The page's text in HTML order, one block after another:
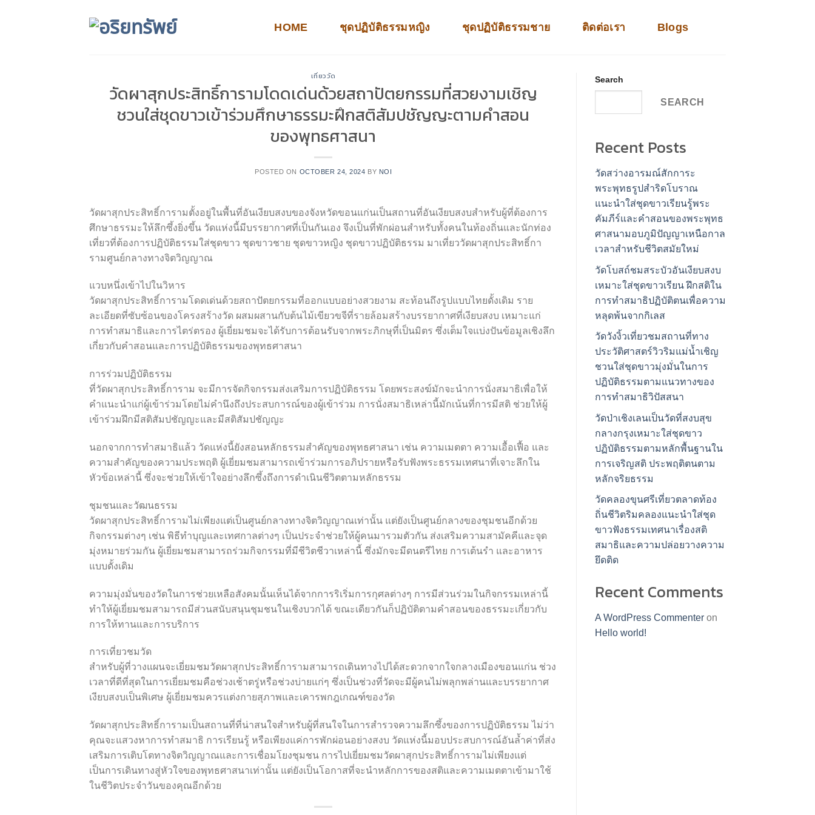
HOME ชุดปฏิบัติธรรมหญิง ชุดปฏิบัติธรรมชาย ติดต่อเรา Blogs
เที่ยววัด
วัดผาสุกประสิทธิ์การามโดดเด่นด้วยสถาปัตยกรรมที่สวยงามเชิญ
ชวนใส่ชุดขาวเข้าร่วมศึกษาธรรมะฝึกสติสัมปชัญญะตามคำสอน
ของพุทธศาสนา
POSTED ON OCTOBER 24, 2024 BY NOI
วัดผาสุกประสิทธิ์การามตั้งอยู่ในพื้นที่อันเงียบสงบของจังหวัดขอนแก่นเป็นสถานที่อันเงียบสงบสำหรับผู้ที่ต้องการ
ศึกษาธรรมะให้ลึกซึ้งยิ่งขึ้น วัดแห่งนี้มีบรรยากาศที่เป็นกันเอง จึงเป็นที่พักผ่อนสำหรับทั้งคนในท้องถิ่นและนักท่อง
เที่ยวที่ต้องการปฏิบัติธรรมใส่ชุดขาว ชุดขาวชาย ชุดขาวหญิง ชุดขาวปฏิบัติธรรม มาเที่ยววัดผาสุกประสิทธิ์กา
รามศูนย์กลางทางจิตวิญญาณ
แวบหนึ่งเข้าไปในวิหาร
วัดผาสุกประสิทธิ์การามโดดเด่นด้วยสถาปัตยกรรมที่ออกแบบอย่างสวยงาม สะท้อนถึงรูปแบบไทยดั้งเดิม ราย
ละเอียดที่ซับซ้อนของโครงสร้างวัด ผสมผสานกับต้นไม้เขียวขจีที่รายล้อมสร้างบรรยากาศที่เงียบสงบ เหมาะแก่
การทำสมาธิและการไตร่ตรอง ผู้เยี่ยมชมจะได้รับการต้อนรับจากพระภิกษุที่เป็นมิตร ซึ่งเต็มใจแบ่งปันข้อมูลเชิงลึก
เกี่ยวกับคำสอนและการปฏิบัติธรรมของพุทธศาสนา
การร่วมปฏิบัติธรรม
ที่วัดผาสุกประสิทธิ์การาม จะมีการจัดกิจกรรมส่งเสริมการปฏิบัติธรรม โดยพระสงฆ์มักจะนำการนั่งสมาธิเพื่อให้
คำแนะนำแก่ผู้เข้าร่วมโดยไม่คำนึงถึงประสบการณ์ของผู้เข้าร่วม การนั่งสมาธิเหล่านี้มักเน้นที่การมีสติ ช่วยให้ผู้
เข้าร่วมฝึกมีสติสัมปชัญญะและมีสติสัมปชัญญะ
นอกจากการทำสมาธิแล้ว วัดแห่งนี้ยังสอนหลักธรรมสำคัญของพุทธศาสนา เช่น ความเมตตา ความเอื้อเฟื้อ และ
ความสำคัญของความประพฤติ ผู้เยี่ยมชมสามารถเข้าร่วมการอภิปรายหรือรับฟังพระธรรมเทศนาที่เจาะลึกใน
หัวข้อเหล่านี้ ซึ่งจะช่วยให้เข้าใจอย่างลึกซึ้งถึงการดำเนินชีวิตตามหลักธรรม
ชุมชนและวัฒนธรรม
วัดผาสุกประสิทธิ์การามไม่เพียงแต่เป็นศูนย์กลางทางจิตวิญญาณเท่านั้น แต่ยังเป็นศูนย์กลางของชุมชนอีกด้วย
กิจกรรมต่างๆ เช่น พิธีทำบุญและเทศกาลต่างๆ เป็นประจำช่วยให้ผู้คนมารวมตัวกัน ส่งเสริมความสามัคคีและจุด
มุ่งหมายร่วมกัน ผู้เยี่ยมชมสามารถร่วมกิจกรรมที่มีชีวิตชีวาเหล่านี้ ซึ่งมักจะมีดนตรีไทย การเต้นรำ และอาหาร
แบบดั้งเดิม
ความมุ่งมั่นของวัดในการช่วยเหลือสังคมนั้นเห็นได้จากการริเริ่มการกุศลต่างๆ การมีส่วนร่วมในกิจกรรมเหล่านี้
ทำให้ผู้เยี่ยมชมสามารถมีส่วนสนับสนุนชุมชนในเชิงบวกได้ ขณะเดียวกันก็ปฏิบัติตามคำสอนของธรรมะเกี่ยวกับ
การให้ทานและการบริการ
การเที่ยวชมวัด
สำหรับผู้ที่วางแผนจะเยี่ยมชมวัดผาสุกประสิทธิ์การามสามารถเดินทางไปได้สะดวกจากใจกลางเมืองขอนแก่น ช่วง
เวลาที่ดีที่สุดในการเยี่ยมชมคือช่วงเช้าตรู่หรือช่วงบ่ายแก่ๆ ซึ่งเป็นช่วงที่วัดจะมีผู้คนไม่พลุกพล่านและบรรยากาศ
เงียบสงบเป็นพิเศษ ผู้เยี่ยมชมควรแต่งกายสุภาพและเคารพกฎเกณฑ์ของวัด
วัดผาสุกประสิทธิ์การามเป็นสถานที่ที่น่าสนใจสำหรับผู้ที่สนใจในการสำรวจความลึกซึ้งของการปฏิบัติธรรม ไม่ว่า
คุณจะแสวงหาการทำสมาธิ การเรียนรู้ หรือเพียงแค่การพักผ่อนอย่างสงบ วัดแห่งนี้มอบประสบการณ์อันล้ำค่าที่ส่ง
เสริมการเติบโตทางจิตวิญญาณและการเชื่อมโยงชุมชน การไปเยี่ยมชมวัดผาสุกประสิทธิ์การามไม่เพียงแต่
เป็นการเดินทางสู่หัวใจของพุทธศาสนาเท่านั้น แต่ยังเป็นโอกาสที่จะนำหลักการของสติและความเมตตาเข้ามาใช้
ในชีวิตประจำวันของคุณอีกด้วย
Search
SEARCH
Recent Posts
วัดสว่างอารมณ์สักการะ
พระพุทธรูปสำริดโบราณ
แนะนำใส่ชุดขาวเรียนรู้พระ
คัมภีร์และคำสอนของพระพุทธ
ศาสนามอบภูมิปัญญาเหนือกาล
เวลาสำหรับชีวิตสมัยใหม่
วัดโบสถ์ชมสระบัวอันเงียบสงบ
เหมาะใส่ชุดขาวเรียน ฝึกสติใน
การทำสมาธิปฏิบัติตนเพื่อความ
หลุดพ้นจากกิเลส
วัดวังงิ้วเที่ยวชมสถานที่ทาง
ประวัติศาสตร์วิวริมแม่น้ำเชิญ
ชวนใส่ชุดขาวมุ่งมั่นในการ
ปฏิบัติธรรมตามแนวทางของ
การทำสมาธิวิปัสสนา
วัดป่าเชิงเลนเป็นวัดที่สงบสุข
กลางกรุงเหมาะใส่ชุดขาว
ปฏิบัติธรรมตามหลักพื้นฐานใน
การเจริญสติ ประพฤติตนตาม
หลักจริยธรรม
วัดคลองขุนศรีเที่ยวตลาดท้อง
ถิ่นชีวิตริมคลองแนะนำใส่ชุด
ขาวฟังธรรมเทศนาเรื่องสติ
สมาธิและความปล่อยวางความ
ยึดติด
Recent Comments
A WordPress Commenteron
Hello world!